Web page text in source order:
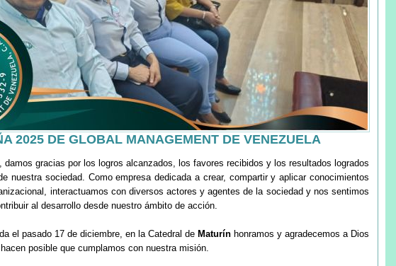
2025 DE GLOBAL MANAGEMENT DE VENEZUELA
damos gracias por los logros alcanzados, los favores recibidos y los resultados logrados
nuestra sociedad. Como empresa dedicada a crear, compartir y aplicar conocimientos
interactuamos con diversos actores y agentes de la sociedad y nos sentimos
al desarrollo desde nuestro ámbito de acción.
el pasado 17 de diciembre, en la Catedral de Maturín honramos y agradecemos a Dios
posible que cumplamos con nuestra misión.